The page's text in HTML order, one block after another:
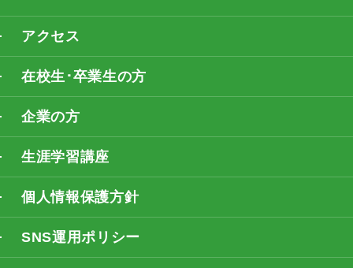
アクセス
在校生･卒業生の方
企業の方
生涯学習講座
個人情報保護方針
SNS運用ポリシー